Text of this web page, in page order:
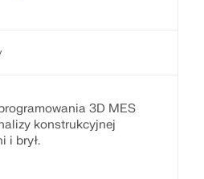
3D MES
konstrukcyjnej
i brył.